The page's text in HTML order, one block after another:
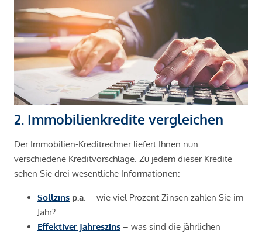
2. Immobilienkredite vergleichen
Der Immobilien-Kreditrechner liefert Ihnen nun
verschiedene Kreditvorschläge. Zu jedem dieser Kredite
sehen Sie drei wesentliche Informationen:
Sollzins p.a . – wie viel Prozent Zinsen zahlen Sie im
Jahr?
Effektiver Jahreszins – was sind die jährlichen